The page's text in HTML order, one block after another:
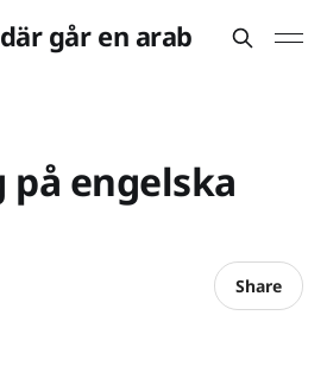
går en arab
på engelska
Share